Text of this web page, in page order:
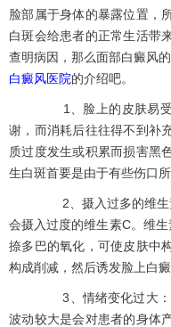
脸部属于身体的暴露位置，
白斑会给患者的正常生活带
查明病因，那么面部白癜风
白癜风医院的介绍吧。
1、脸上的皮肤易受
谢，而消耗后往往得不到补
质过度发生或积累而损害黑
生白斑首要是由于有些伤口所
2、摄入过多的维生
会摄入过度的维生素C。维
捺多巴的氧化，可使皮肤中
构成削减，然后诱发脸上白癜
3、情绪变化过大：
波动较大是会对患者的身体